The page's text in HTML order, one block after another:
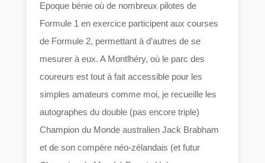
Epoque bénie où de nombreux pilotes de
Formule 1 en exercice participent aux courses
de Formule 2, permettant à d’autres de se
mesurer à eux. A Montlhéry, où le parc des
coureurs est tout à fait accessible pour les
simples amateurs comme moi, je recueille les
autographes du double (pas encore triple)
Champion du Monde australien Jack Brabham
et de son compère néo-zélandais (et futur